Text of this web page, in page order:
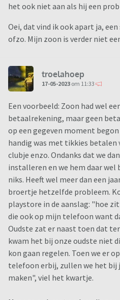
het ook niet aan als hij een
Oei, dat vind ik ook apart ja,
ofzo. Mijn zoon is verder niet
troelahoep
17-05-2023 om 11:33
Een voorbeeld: Zoon had wel
betaalrekening, maar geen
op een gegeven moment
handig was met tikkies betalen
clubje enzo. Ondanks dat we
installeren en we hem daar
niks. Heeft wel meer dan een
broertje hetzelfde probleem.
playstore in de aanslag: "hoe
die ook op mijn telefoon want
Oudste zat er naast toen dat
kwam het bij onze oudste niet
kon gaan regelen. Toen we er
telefoon erbij, zullen we het bij
maken", viel het kwartje.